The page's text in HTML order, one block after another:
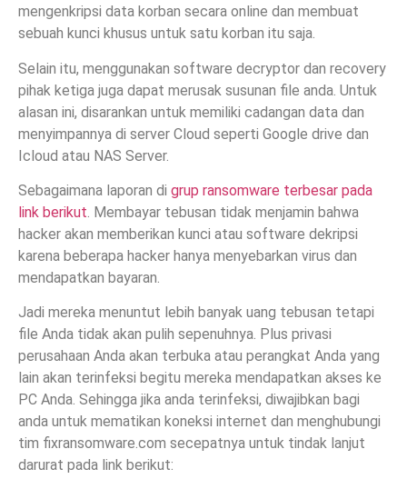
mengenkripsi data korban secara online dan membuat
sebuah kunci khusus untuk satu korban itu saja.
Selain itu, menggunakan software decryptor dan recovery
pihak ketiga juga dapat merusak susunan file anda. Untuk
alasan ini, disarankan untuk memiliki cadangan data dan
menyimpannya di server Cloud seperti Google drive dan
Icloud atau NAS Server.
Sebagaimana laporan di grup ransomware terbesar pada
link berikut. Membayar tebusan tidak menjamin bahwa
hacker akan memberikan kunci atau software dekripsi
karena beberapa hacker hanya menyebarkan virus dan
mendapatkan bayaran.
Jadi mereka menuntut lebih banyak uang tebusan tetapi
file Anda tidak akan pulih sepenuhnya. Plus privasi
perusahaan Anda akan terbuka atau perangkat Anda yang
lain akan terinfeksi begitu mereka mendapatkan akses ke
PC Anda. Sehingga jika anda terinfeksi, diwajibkan bagi
anda untuk mematikan koneksi internet dan menghubungi
tim fixransomware.com secepatnya untuk tindak lanjut
darurat pada link berikut: